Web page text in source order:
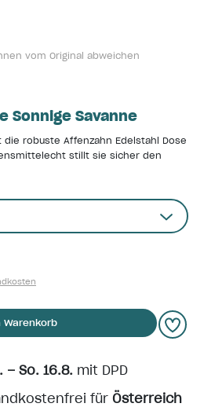
vom Original abweichen
Sonnige Savanne
die robuste Affenzahn Edelstahl Dose
stillt sie sicher den
– So. 16.8. mit DPD
für Österreich